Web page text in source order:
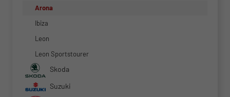
Arona
Ibiza
Leon
Leon Sportstourer
Skoda
Suzuki